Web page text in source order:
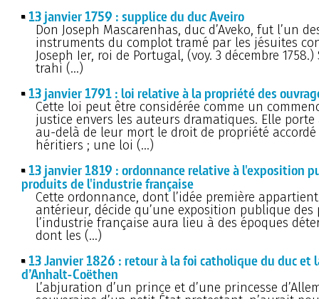
13 janvier 1759 : supplice du duc Aveiro
Don Joseph Mascarenhas, duc d’Aveko, fut l’un
instruments du complot tramé par les jésuites
Joseph Ier, roi de Portugal, (voy. 3 décembre 1758.)
trahi (…)
13 janvier 1791 : loi relative à la propriété des
Cette loi peut être considérée comme un
justice envers les auteurs dramatiques. Elle
au-delà de leur mort le droit de propriété
héritiers ; une loi (…)
13 janvier 1819 : ordonnance relative à l'exposition
produits de l'industrie française
Cette ordonnance, dont l’idée première
antérieur, décide qu’une exposition publique des
l’industrie française aura lieu à des époques
dont les (…)
13 Janvier 1826 : retour à la foi catholique du duc et
d’Anhalt-Coëthen
L’abjuration d’un prince et d’une princesse